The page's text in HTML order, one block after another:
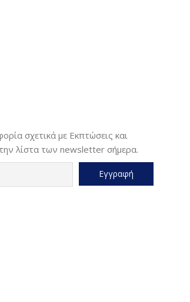
σχετικά με Εκπτώσεις και
λίστα των newsletter σήμερα.